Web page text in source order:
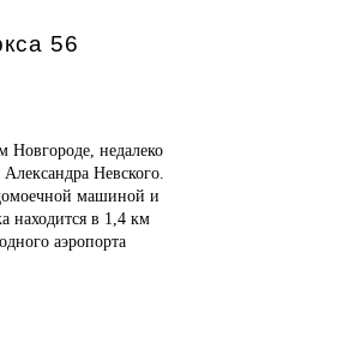
56
недалеко
Невского.
машиной и
находится в 1,4 км
аэропорта